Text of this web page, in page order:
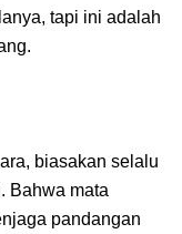
tapi ini adalah
biasakan selalu
Bahwa mata
pandangan